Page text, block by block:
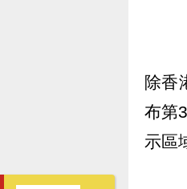
除香
布第
示區